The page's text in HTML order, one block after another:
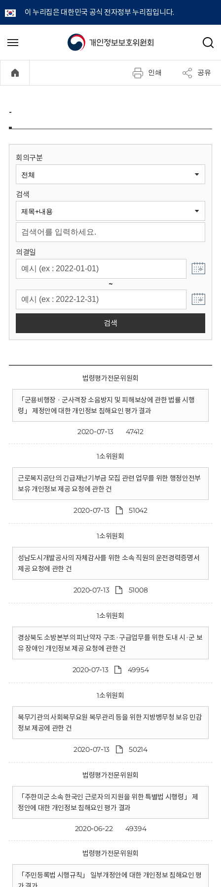
이 누리집은 대한민국 공식 전자정부 누리집입니다.
개
정
보
원
회
메
기
검
인쇄 공유
-
회의구분
검색
의결일
~
검색
법령평가전문위원회
「군용비행장 · 군사격장 소음방지 및 피해보상에 관한 법률 시행
령」 제정안에 대한 개인정보 침해요인 평가 결과
2020-07-13 47412
1소위원회
근로복지공단의 긴급재난기부금 모집 관련 업무를 위한 행정안전부
보유 개인정보 제공 요청에 관한 건
2020-07-13 51042
1소위원회
성남도시개발공사의 자체감사를 위한 소속 직원의 운전경력증명서
제공 요청에 관한 건
2020-07-13 51008
1소위원회
경상북도 소방본부의 피난약자 구조·구급업무를 위한 도내 시·군 보
유 장애인 개인정보 제공 요청에 관한 건
2020-07-13 49954
1소위원회
복무기관의 사회복무요원 복무관리 등을 위한 지방병무청 보유 민감
정보 제공에 관한 건
2020-07-13 50214
법령평가전문위원회
「주한미군 소속 한국인 근로자의 지원을 위한 특별법 시행령」 제
정안에 대한 개인정보 침해요인 평가 결과
2020-06-22 49394
법령평가전문위원회
「주민등록법 시행규칙」 일부개정안에 대한 개인정보 침해요인 평